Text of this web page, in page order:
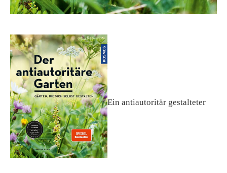
Ein antiautoritär gestalteter